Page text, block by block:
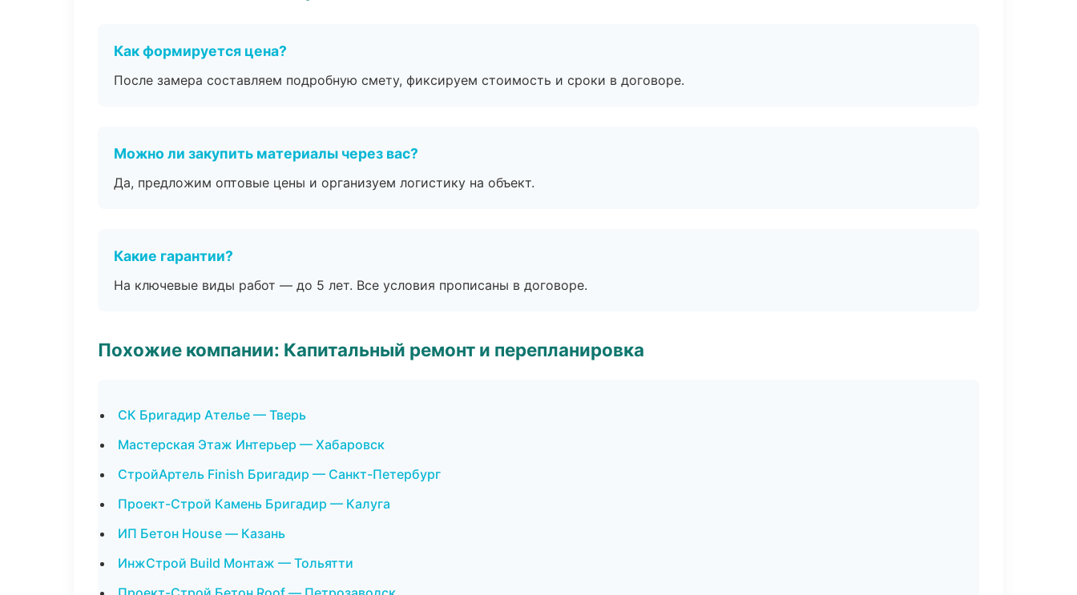
Как формируется цена?
После замера составляем подробную смету, фиксируем стоимость и сроки в договоре.
Можно ли закупить материалы через вас?
Да, предложим оптовые цены и организуем логистику на объект.
Какие гарантии?
На ключевые виды работ — до 5 лет. Все условия прописаны в договоре.
Похожие компании: Капитальный ремонт и перепланировка
СК Бригадир Ателье — Тверь
Мастерская Этаж Интерьер — Хабаровск
СтройАртель Finish Бригадир — Санкт-Петербург
Проект-Строй Камень Бригадир — Калуга
ИП Бетон House — Казань
ИнжСтрой Build Монтаж — Тольятти